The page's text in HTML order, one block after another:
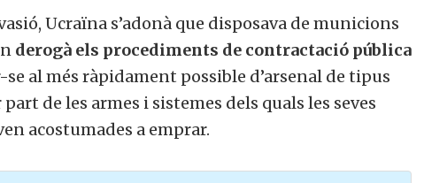
Ucraïna s’adonà que disposava de municions
derogà els procediments de contractació pública
al més ràpidament possible d’arsenal de tipus
de les armes i sistemes dels quals les seves
acostumades a emprar.